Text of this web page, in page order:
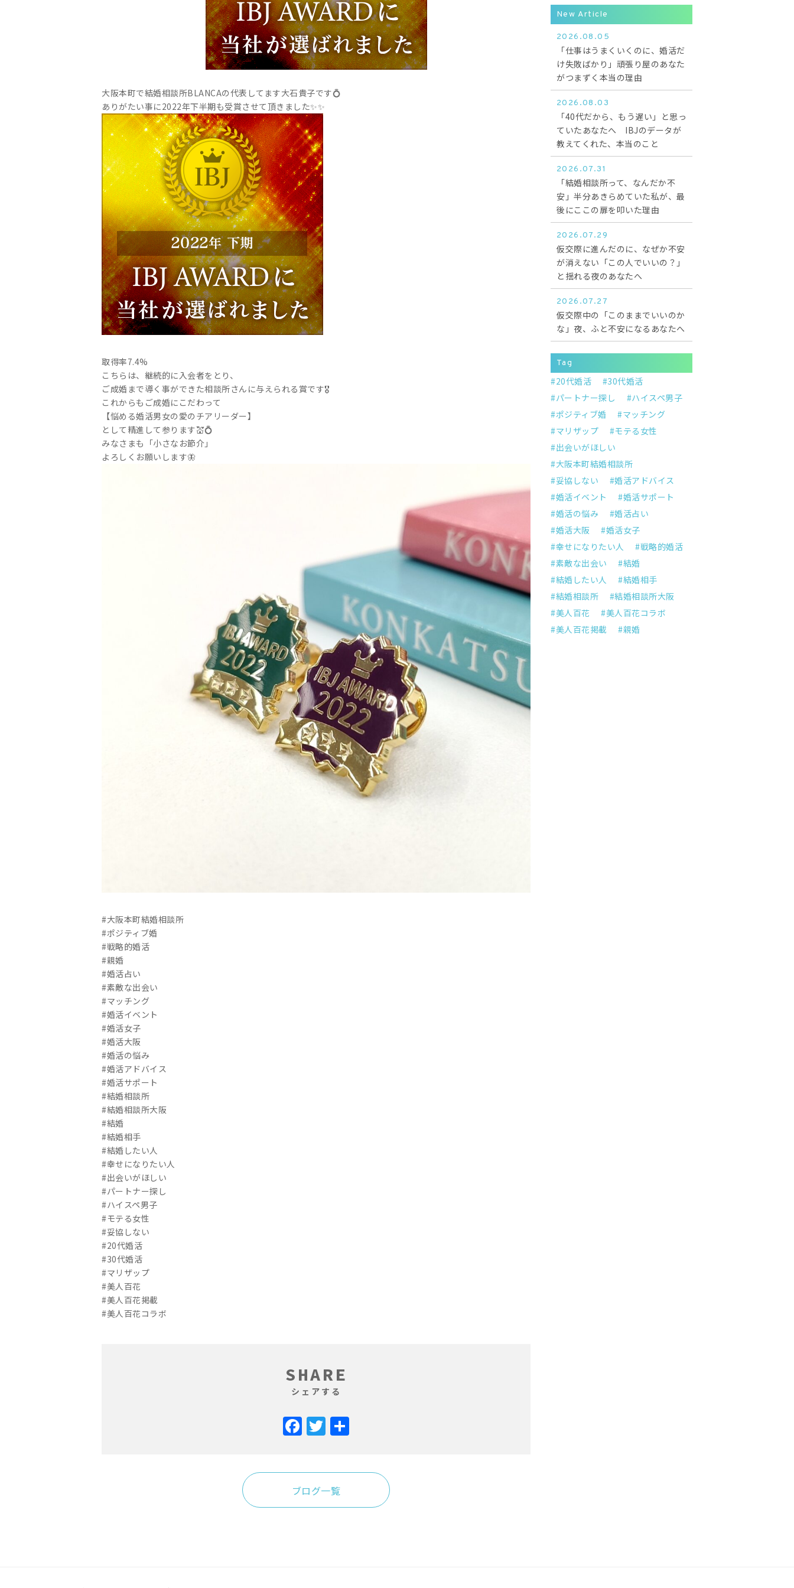
大阪本町で結婚相談所BLANCAの代表してます大石貴子です💍
ありがたい事に2022年下半期も受賞させて頂きました✨✨
取得率7.4%
こちらは、継続的に入会者をとり、
ご成婚まで導く事ができた相談所さんに与えられる賞です🎖
これからもご成婚にこだわって
【悩める婚活男女の愛のチアリーダー】
として精進して参ります💒💍
みなさまも「小さなお節介」
よろしくお願いします🦋
#大阪本町結婚相談所
#ポジティブ婚
#戦略的婚活
#親婚
#婚活占い
#素敵な出会い
#マッチング
#婚活イベント
#婚活女子
#婚活大阪
#婚活の悩み
#婚活アドバイス
#婚活サポート
#結婚相談所
#結婚相談所大阪
#結婚
#結婚相手
#結婚したい人
#幸せになりたい人
#出会いがほしい
#パートナー探し
#ハイスペ男子
#モテる女性
#妥協しない
#20代婚活
#30代婚活
#マリザップ
#美人百花
#美人百花掲載
#美人百花コラボ
SHARE
シェアする
Facebook
Twitter
ブログ一覧
New Article
2026.08.05
「仕事はうまくいくのに、婚活だ
け失敗ばかり」頑張り屋のあなた
がつまずく本当の理由
2026.08.03
「40代だから、もう遅い」と思っ
ていたあなたへ IBJのデータが
教えてくれた、本当のこと
2026.07.31
「結婚相談所って、なんだか不
安」半分あきらめていた私が、最
後にここの扉を叩いた理由
2026.07.29
仮交際に進んだのに、なぜか不安
が消えない「この人でいいの？」
と揺れる夜のあなたへ
2026.07.27
仮交際中の「このままでいいのか
な」夜、ふと不安になるあなたへ
Tag
20代婚活
30代婚活
パートナー探し
ハイスペ男子
ポジティブ婚
マッチング
マリザップ
モテる女性
出会いがほしい
大阪本町結婚相談所
妥協しない
婚活アドバイス
婚活イベント
婚活サポート
婚活の悩み
婚活占い
婚活大阪
婚活女子
幸せになりたい人
戦略的婚活
素敵な出会い
結婚
結婚したい人
結婚相手
結婚相談所
結婚相談所大阪
美人百花
美人百花コラボ
美人百花掲載
親婚